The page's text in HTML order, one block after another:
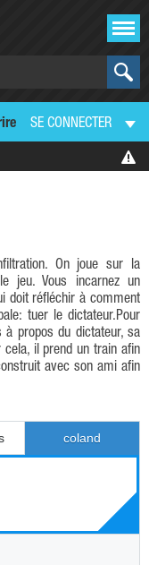
SE CONNECTER
On joue sur la
jeu. Vous incarnez un
doit réfléchir à comment
tuer le dictateur.Pour
propos du dictateur, sa
il prend un train afin
avec son ami afin